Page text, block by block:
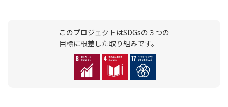
このプロジェクトはSDGsの３つの
目標に根差した取り組みです。